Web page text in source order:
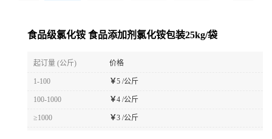
食品级氯化铵 食品添加剂氯化铵包装25kg/袋
起订量 (公斤) 价格
1-100 ￥5 /公斤
100-1000 ￥4 /公斤
≥1000 ￥3 /公斤